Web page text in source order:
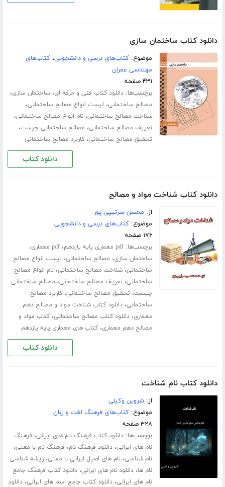
دانلود کتاب ساختمان سازی
موضوع:کتاب‌های درسی و دانشجویی،کتاب‌های
مهندسی عمران
۴۳۱ صفحه
برچسب‌ها:دانلود کتاب فنی و حرفه ای، ساختمان سازی،
مصالح ساختمانی، لیست انواع مصالح ساختمانی،
شناخت مصالح ساختمانی،نام انواع مصالح ساختمانی،
تعریف مصالح ساختمانی، مصالح ساختمانی چیست،
تحقیق مصالح ساختمانی،کاربرد مصالح ساختمانی
دانلود کتاب
دانلود کتاب شناخت مواد و مصالح
از: محسن سرتیپی پور
موضوع:کتاب‌های درسی و دانشجویی
۱۷۶ صفحه
برچسب‌ها:pdf معماری پایه یازدهم ،pdf معماری ،
ساختمان سازی، مصالح ساختمانی، لیست انواع مصالح
ساختمانی،شناخت مصالح ساختمانی،نام انواع مصالح
ساختمانی، تعریف مصالح ساختمانی، مصالح ساختمانی
چیست، تحقیق مصالح ساختمانی،کاربرد مصالح
ساختمانی،دانلود کتاب شناخت مواد و مصالح دهم
معماری،دانلود کتاب مصالح ساختمانی،کتاب مواد و
مصالح دهم معماری،کتاب های معماری پایه یازدهم
دانلود کتاب
دانلود کتاب نام شناخت
از:شروین وکیلی
موضوع:کتاب‌های فرهنگ لغت و زبان
۳۲۸ صفحه
برچسب‌ها:دانلود کتاب فرهنگ نام های ایرانی، فرهنگ
نام های ایرانی،دانلود فرهنگ نام، فرهنگ نام با معنی،
نام شناسی،نام های اصیل ایرانی با معنی،ریشه شناسی
نام ها،دانلود نام های ایرانی،دانلود کتاب فرهنگ جامع
نام های ایرانی،دانلود کتاب جامع اسم های ایرانی،دانلود